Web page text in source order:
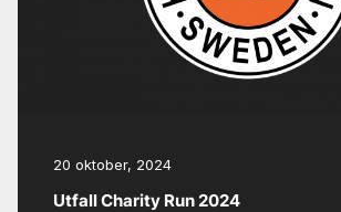
20 oktober, 2024
Utfall Charity Run 2024